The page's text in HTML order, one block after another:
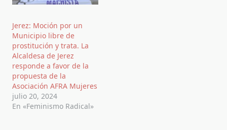
Jerez: Moción por un
Municipio libre de
prostitución y trata. La
Alcaldesa de Jerez
responde a favor de la
propuesta de la
Asociación AFRA Mujeres
julio 20, 2024
En «Feminismo Radical»